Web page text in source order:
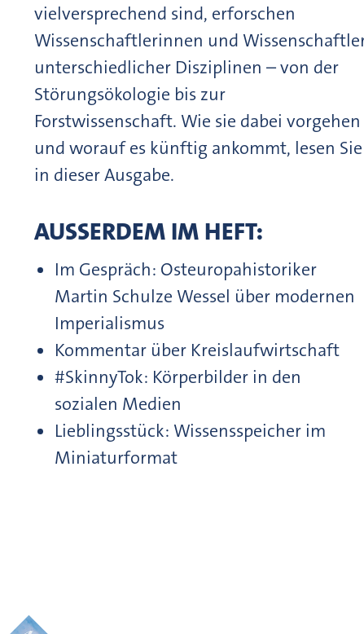
vielversprechend sind, erforschen
Wissenschaftlerinnen und
unterschiedlicher Disziplinen – von der
Störungsökologie bis zur
Forstwissenschaft. Wie sie dabei vorgehen
und worauf es künftig ankommt, lesen Sie
in dieser Ausgabe.
AUSSERDEM IM HEFT:
Im Gespräch: Osteuropahistoriker
Martin Schulze Wessel über modernen
Imperialismus
Kommentar über Kreislaufwirtschaft
#SkinnyTok: Körperbilder in den
sozialen Medien
Lieblingsstück: Wissensspeicher im
Miniaturformat